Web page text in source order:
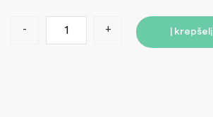
- + Į krepšelį